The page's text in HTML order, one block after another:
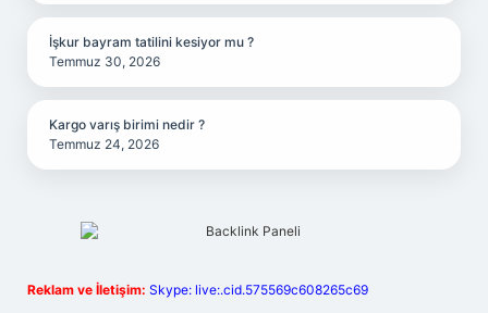
İşkur bayram tatilini kesiyor mu ?
Temmuz 30, 2026
Kargo varış birimi nedir ?
Temmuz 24, 2026
Reklam ve İletişim: Skype: live:.cid.575569c608265c69